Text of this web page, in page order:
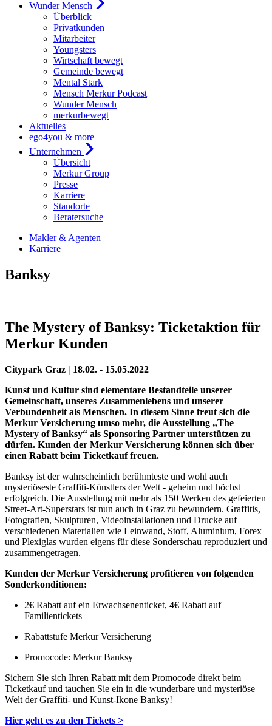
Wunder Mensch
Überblick
Privatkunden
Mitarbeiter
Youngsters
Wirtschaft bewegt
Gemeinde bewegt
Mental Stark
Mensch Merkur Podcast
Wunder Mensch
merkurbewegt
Aktuelles
ego4you & more
Unternehmen
Übersicht
Merkur Group
Presse
Karriere
Standorte
Beratersuche
Makler & Agenten
Karriere
Banksy
The Mystery of Banksy: Ticketaktion für
Merkur Kunden
Citypark Graz | 18.02. - 15.05.2022
Kunst und Kultur sind elementare Bestandteile unserer
Gemeinschaft, unseres Zusammenlebens und unserer
Verbundenheit als Menschen. In diesem Sinne freut sich die
Merkur Versicherung umso mehr, die Ausstellung „The
Mystery of Banksy“ als Sponsoring Partner unterstützen zu
dürfen. Kunden der Merkur Versicherung können sich über
einen Rabatt beim Ticketkauf freuen.
Banksy ist der wahrscheinlich berühmteste und wohl auch
mysteriöseste Graffiti-Künstlers der Welt - geheim und höchst
erfolgreich. Die Ausstellung mit mehr als 150 Werken des gefeierten
Street-Art-Superstars ist nun auch in Graz zu bewundern. Graffitis,
Fotografien, Skulpturen, Videoinstallationen und Drucke auf
verschiedenen Materialien wie Leinwand, Stoff, Aluminium, Forex
und Plexiglas wurden eigens für diese Sonderschau reproduziert und
zusammengetragen.
Kunden der Merkur Versicherung profitieren von folgenden
Sonderkonditionen:
2€ Rabatt auf ein Erwachsenenticket, 4€ Rabatt auf
Familientickets
Rabattstufe Merkur Versicherung
Promocode: Merkur Banksy
Sichern Sie sich Ihren Rabatt mit dem Promocode direkt beim
Ticketkauf und tauchen Sie ein in die wunderbare und mysteriöse
Welt der Graffiti- und Kunst-Ikone Banksy!
Hier geht es zu den Tickets >